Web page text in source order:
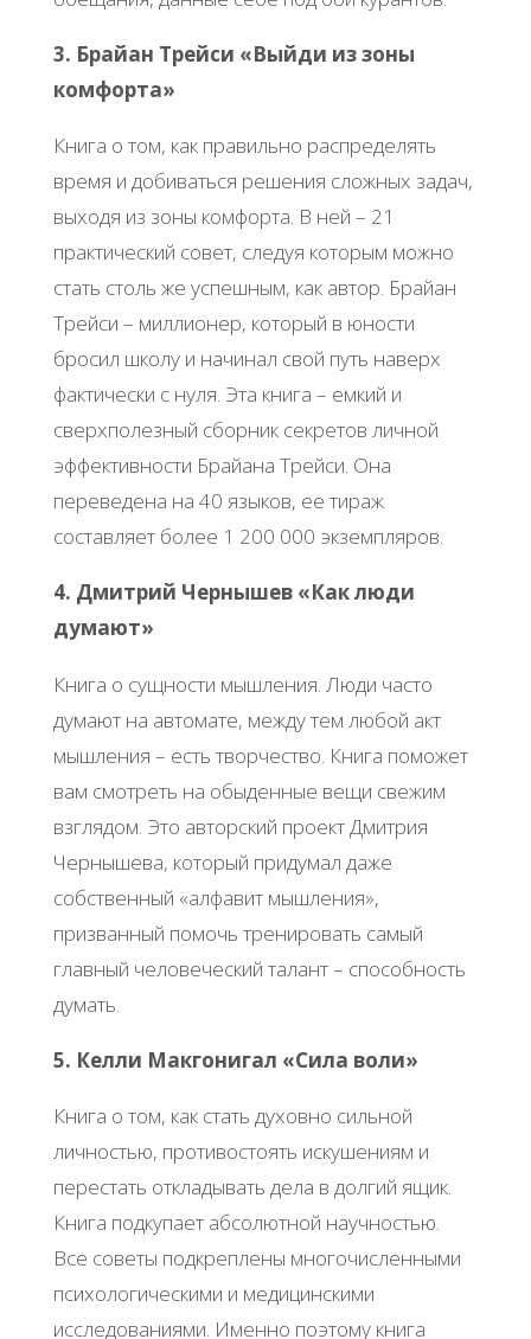
3. Брайан Трейси «Выйди из зоны
комфорта»
Книга о том, как правильно распределять
время и добиваться решения сложных задач,
выходя из зоны комфорта. В ней – 21
практический совет, следуя которым можно
стать столь же успешным, как автор. Брайан
Трейси – миллионер, который в юности
бросил школу и начинал свой путь наверх
фактически с нуля. Эта книга – емкий и
сверхполезный сборник секретов личной
эффективности Брайана Трейси. Она
переведена на 40 языков, ее тираж
составляет более 1 200 000 экземпляров.
4. Дмитрий Чернышев «Как люди
думают»
Книга о сущности мышления. Люди часто
думают на автомате, между тем любой акт
мышления – есть творчество. Книга поможет
вам смотреть на обыденные вещи свежим
взглядом. Это авторский проект Дмитрия
Чернышева, который придумал даже
собственный «алфавит мышления»,
призванный помочь тренировать самый
главный человеческий талант – способность
думать.
5. Келли Макгонигал «Сила воли»
Книга о том, как стать духовно сильной
личностью, противостоять искушениям и
перестать откладывать дела в долгий ящик.
Книга подкупает абсолютной научностью.
Все советы подкреплены многочисленными
психологическими и медицинскими
исследованиями. Именно поэтому книга